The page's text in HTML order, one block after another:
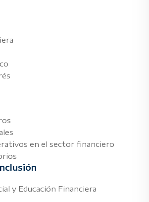
en el sector financiero
y Educación Financiera